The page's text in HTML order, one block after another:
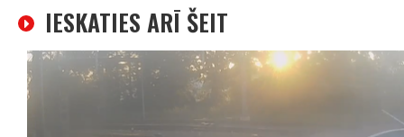
IESKATIES ARĪ ŠEIT